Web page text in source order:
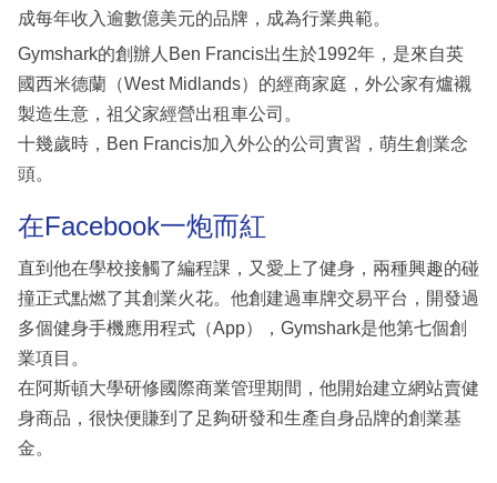
成每年收入逾數億美元的品牌，成為行業典範。
Gymshark的創辦人Ben Francis出生於1992年，是來自英
國西米德蘭（West Midlands）的經商家庭，外公家有爐襯
製造生意，祖父家經營出租車公司。
十幾歲時，Ben Francis加入外公的公司實習，萌生創業念
頭。
在Facebook一炮而紅
直到他在學校接觸了編程課，又愛上了健身，兩種興趣的碰
撞正式點燃了其創業火花。他創建過車牌交易平台，開發過
多個健身手機應用程式（App），Gymshark是他第七個創
業項目。
在阿斯頓大學研修國際商業管理期間，他開始建立網站賣健
身商品，很快便賺到了足夠研發和生產自身品牌的創業基
金。